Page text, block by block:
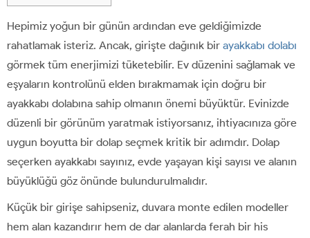
Hepimiz yoğun bir günün ardından eve geldiğimizde
rahatlamak isteriz. Ancak, girişte dağınık bir ayakkabı dolabı
görmek tüm enerjimizi tüketebilir. Ev düzenini sağlamak ve
eşyaların kontrolünü elden bırakmamak için doğru bir
ayakkabı dolabına sahip olmanın önemi büyüktür. Evinizde
düzenli bir görünüm yaratmak istiyorsanız, ihtiyacınıza göre
uygun boyutta bir dolap seçmek kritik bir adımdır. Dolap
seçerken ayakkabı sayınız, evde yaşayan kişi sayısı ve alanın
büyüklüğü göz önünde bulundurulmalıdır.
Küçük bir girişe sahipseniz, duvara monte edilen modeller
hem alan kazandırır hem de dar alanlarda ferah bir his